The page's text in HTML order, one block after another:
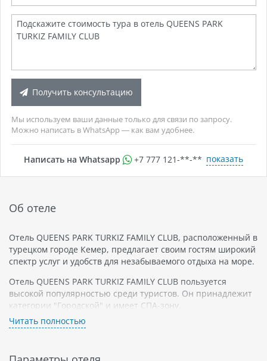
Получить консультацию
Мы используем ваши данные только для связи по запросу.
Можно написать в WhatsApp — как вам удобнее.
Написать на Whatsapp +7 777 121-**-** показать
Об отеле
Отель QUEENS PARK TURKIZ FAMILY CLUB, расположенный в
турецком городе Кемер, предлагает своим гостям широкий
спектр услуг и удобств для незабываемого отдыха на море.
Отель QUEENS PARK TURKIZ FAMILY CLUB пользуется
высокой популярностью среди туристов. Он принадлежит
категории "Городской" и имеет СПА-зону.
QUEENS PARK TURKIZ FAMILY CLUB - это первый отель в
Читать полностью